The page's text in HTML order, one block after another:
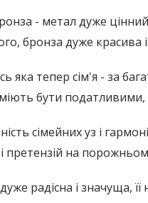
- метал дуже
бронза дуже красива
яка тепер сім'я - за
бути податливими,
сімейних уз і
на
радісна і значуща,